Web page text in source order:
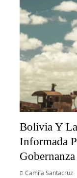
Bolivia Y
Informada
Camila Santacruz